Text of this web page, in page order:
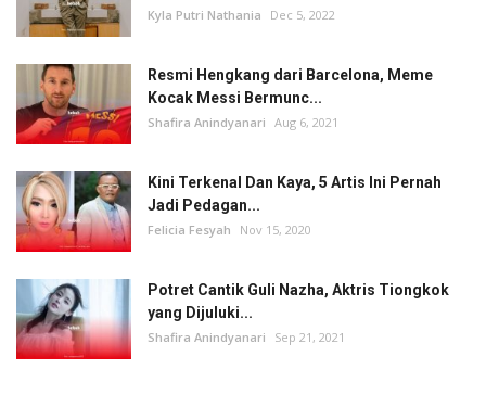
Kyla Putri Nathania Dec 5, 2022
Resmi Hengkang dari Barcelona, Meme
Kocak Messi Bermunc...
Shafira Anindyanari Aug 6, 2021
Kini Terkenal Dan Kaya, 5 Artis Ini Pernah
Jadi Pedagan...
Felicia Fesyah Nov 15, 2020
Potret Cantik Guli Nazha, Aktris Tiongkok
yang Dijuluki...
Shafira Anindyanari Sep 21, 2021